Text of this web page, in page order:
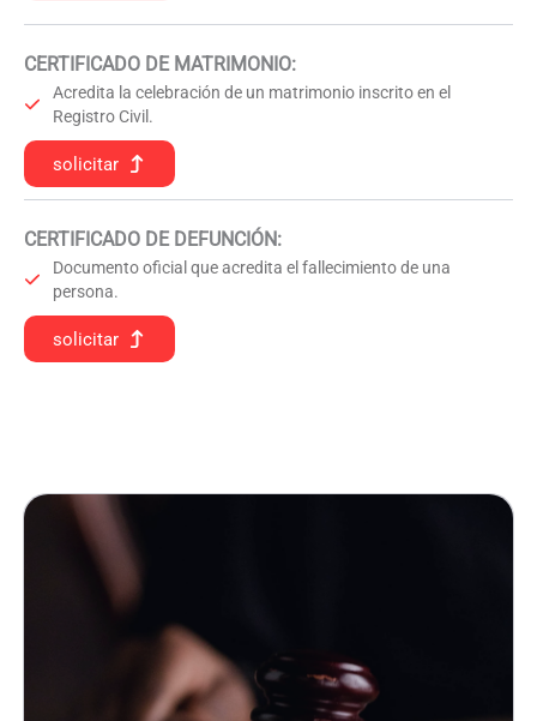
CERTIFICADO DE MATRIMONIO:
Acredita la celebración de un matrimonio inscrito en el
Registro Civil.
solicitar
CERTIFICADO DE DEFUNCIÓN:
Documento oficial que acredita el fallecimiento de una
persona.
solicitar